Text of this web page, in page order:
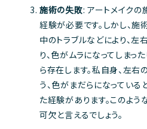
施術の失敗: アートメイク
経験が必要です。しかし、
中のトラブルなどにより、左
り、色がムラになってしま
ら存在します。私自身、左
う、色がまだらになってい
た経験があります。このよ
可欠と言えるでしょう。